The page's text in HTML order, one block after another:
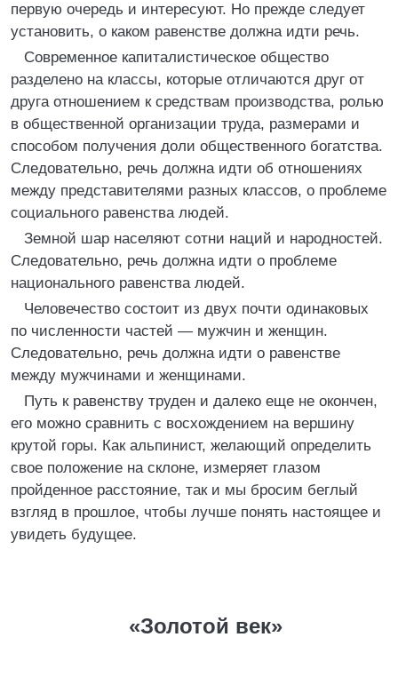
первую очередь и интересуют. Но прежде следует
установить, о каком равенстве должна идти речь.
Современное капиталистическое общество
разделено на классы, которые отличаются друг от
друга отношением к средствам производства, ролью
в общественной организации труда, размерами и
способом получения доли общественного богатства.
Следовательно, речь должна идти об отношениях
между представителями разных классов, о проблеме
социального равенства людей.
Земной шар населяют сотни наций и народностей.
Следовательно, речь должна идти о проблеме
национального равенства людей.
Человечество состоит из двух почти одинаковых
по численности частей — мужчин и женщин.
Следовательно, речь должна идти о равенстве
между мужчинами и женщинами.
Путь к равенству труден и далеко еще не окончен,
его можно сравнить с восхождением на вершину
крутой горы. Как альпинист, желающий определить
свое положение на склоне, измеряет глазом
пройденное расстояние, так и мы бросим беглый
взгляд в прошлое, чтобы лучше понять настоящее и
увидеть будущее.
«Золотой век»